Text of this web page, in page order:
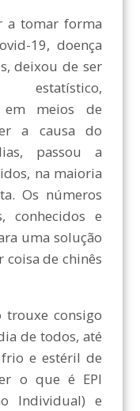
tomar forma
19, doença
deixou de ser
em meios de
a causa do
passou a
na maioria
Os números
conhecidos e
uma solução
coisa de chinês
consigo
de todos, até
e estéril de
o que é EPI
Individual) e